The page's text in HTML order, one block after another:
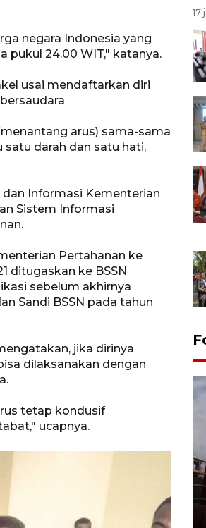
negara Indonesia yang
pukul 24.00 WIT," katanya.
usai mendaftarkan diri
arus) sama-sama
darah dan satu hati,
Informasi Kementerian
Sistem Informasi
Pertahanan ke
ditugaskan ke BSSN
sebelum akhirnya
Sandi BSSN pada tahun
jika dirinya
dilaksanakan dengan
tetap kondusif
ucapnya.
17
rasa protes penataan
Higienis
05:32